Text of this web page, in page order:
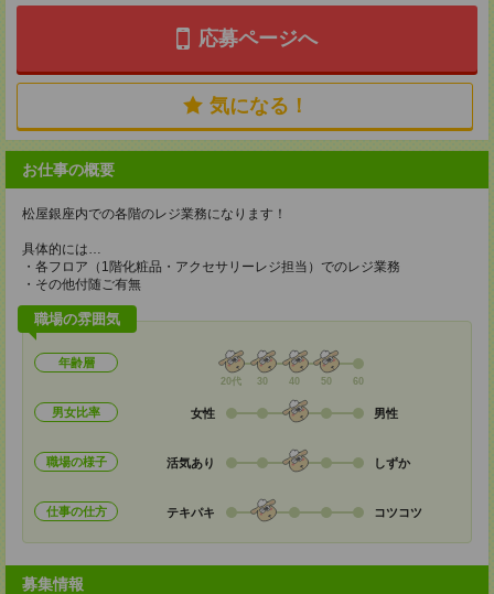
応募ページへ
気になる！
お仕事の概要
松屋銀座内での各階のレジ業務になります！
具体的には…
・各フロア（1階化粧品・アクセサリーレジ担当）でのレジ業務
・その他付随ご有無
職場の雰囲気
年齢層
20代 30 40 50 60
男女比率 女性 男性
職場の様子 活気あり しずか
仕事の仕方 テキパキ コツコツ
募集情報